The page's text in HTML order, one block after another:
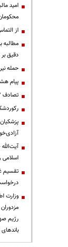
امید
از
مطالبه
دقیق بر
حمله
پیام
تصادف ۱۲ خودرو در محور یاسوج ـ اصفهان
اسلامی
تقسیم